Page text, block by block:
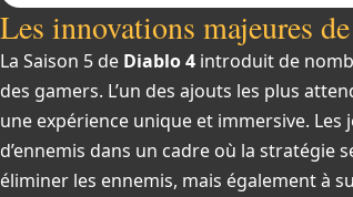
Les innovations majeures
La Saison 5 de Diablo 4 introduit de
des gamers. L’un des ajouts les plus
une expérience unique et immersive.
d’ennemis dans un cadre où la stratégie
éliminer les ennemis, mais également à